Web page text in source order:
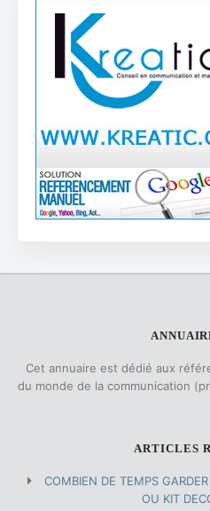
Cet annuaire est dédié aux
du monde de la communication
ARTICLES
COMBIEN DE TEMPS
OU KIT